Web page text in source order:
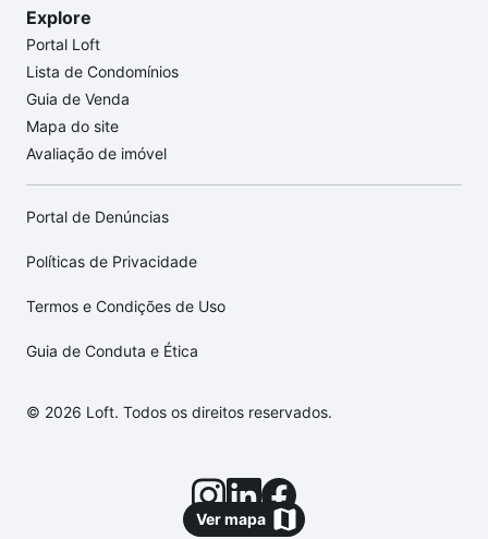
Ver mapa
Explore
Portal Loft
Lista de Condomínios
Guia de Venda
Mapa do site
Avaliação de imóvel
Portal de Denúncias
Políticas de Privacidade
Termos e Condições de Uso
Guia de Conduta e Ética
© 2026 Loft. Todos os direitos reservados.